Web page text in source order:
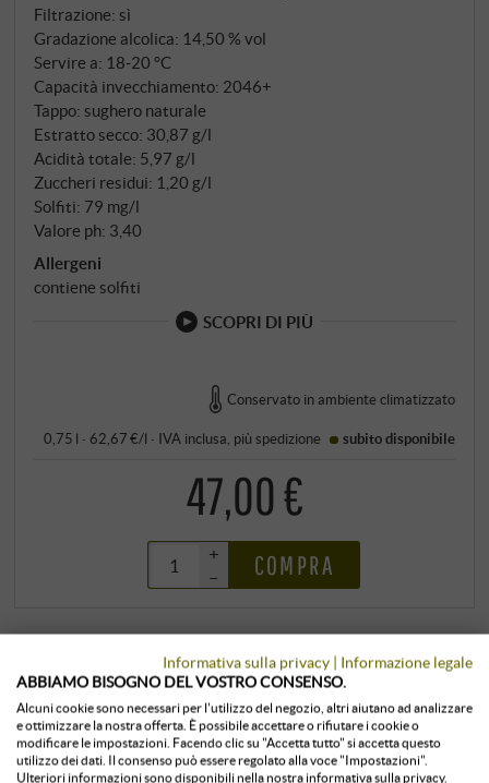
Filtrazione: sì
Gradazione alcolica: 14,50 % vol
Servire a: 18‑20 °C
Capacità invecchiamento: 2046+
Tappo: sughero naturale
Estratto secco: 30,87 g/l
Acidità totale: 5,97 g/l
Zuccheri residui: 1,20 g/l
Solfiti: 79 mg/l
Valore ph: 3,40
Allergeni
contiene solfiti
SCOPRI DI PIÙ
Conservato in ambiente climatizzato
0,75 l · 62,67 €/l · IVA inclusa, piùspedizione subito disponibile
47,00 €
+
–
COMPRA
Informativa sulla privacy | Informazione legale
ABBIAMO BISOGNO DEL VOSTRO CONSENSO.
Alcuni cookie sono necessari per l'utilizzo del negozio, altri aiutano ad analizzare
e ottimizzare la nostra offerta. È possibile accettare o rifiutare i cookie o
modificare le impostazioni. Facendo clic su "Accetta tutto" si accetta questo
utilizzo dei dati. Il consenso può essere regolato alla voce "Impostazioni".
Ulteriori informazioni sono disponibili nella nostra informativa sulla privacy.